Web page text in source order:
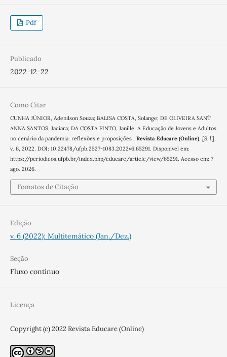
Pdf
Publicado
2022-12-22
Como Citar
CUNHA JÚNIOR, Adenilson Souza; BALISA COSTA, Solange; DE OLIVEIRA SANT´´
ANNA SANTOS, Jaciara; DA COSTA PINTO, Janille. A Educação de Jovens e Adultos
no cenário da pandemia: reflexões e proposições . Revista Educare (Online), [S. l.],
v. 6, 2022. DOI: 10.22478/ufpb.2527-1083.2022v6.65291. Disponível em:
https://periodicos.ufpb.br/index.php/educare/article/view/65291. Acesso em: 7
ago. 2026.
Fomatos de Citação
Edição
v. 6 (2022): Multitemático (Jan./Dez.)
Seção
Fluxo contínuo
Licença
Copyright (c) 2022 Revista Educare (Online)